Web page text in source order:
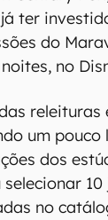
ter
do
no
releituras
um pouco
dos
selecionar
no